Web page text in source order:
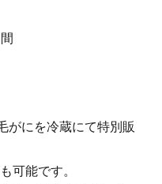
がにを冷蔵にて特別販
可能です。